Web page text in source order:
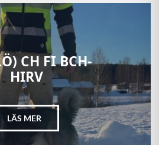
CH FI BCH-
HIRV
LÄS MER